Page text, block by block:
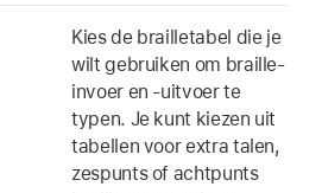
Kies de brailletabel die je
wilt gebruiken om braille-
invoer en -uitvoer te
typen. Je kunt kiezen uit
tabellen voor extra talen,
zespunts of achtpunts